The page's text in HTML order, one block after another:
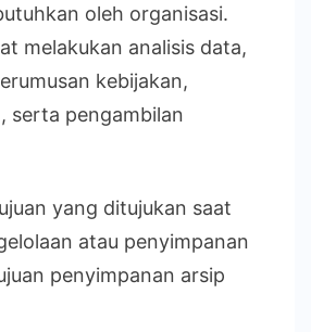
oleh organisasi.
melakukan analisis data,
kebijakan,
serta pengambilan
yang ditujukan saat
atau penyimpanan
penyimpanan arsip